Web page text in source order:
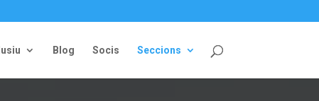
Blog Socis Seccions